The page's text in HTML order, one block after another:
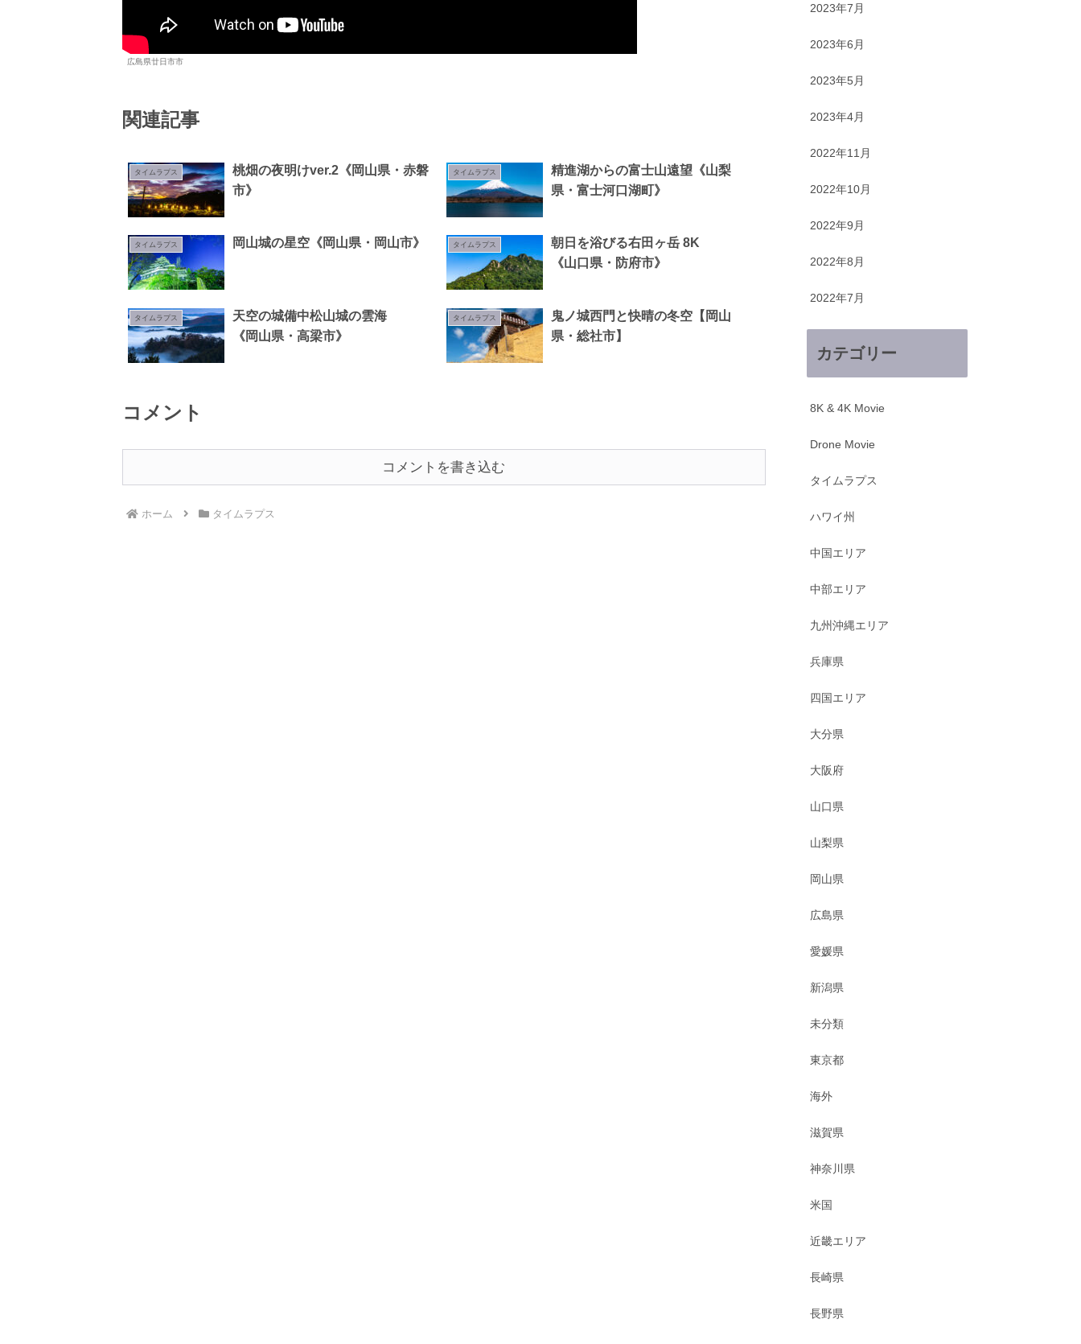
広島県廿日市市
関連記事
タイムラプス
桃畑の夜明けver.2《岡山県・赤磐
市》
タイムラプス
精進湖からの富士山遠望《山梨
県・富士河口湖町》
タイムラプス 岡山城の星空《岡山県・岡山市》 タイムラプス
朝日を浴びる右田ヶ岳 8K
《山口県・防府市》
タイムラプス
天空の城備中松山城の雲海
《岡山県・高梁市》
タイムラプス
鬼ノ城西門と快晴の冬空【岡山
県・総社市】
コメント
コメントを書き込む
ホーム タイムラプス
2023年7月
2023年6月
2023年5月
2023年4月
2022年11月
2022年10月
2022年9月
2022年8月
2022年7月
カテゴリー
8K & 4K Movie
Drone Movie
タイムラプス
ハワイ州
中国エリア
中部エリア
九州沖縄エリア
兵庫県
四国エリア
大分県
大阪府
山口県
山梨県
岡山県
広島県
愛媛県
新潟県
未分類
東京都
海外
滋賀県
神奈川県
米国
近畿エリア
長崎県
長野県